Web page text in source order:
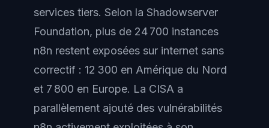
services tiers. Selon la Shadowserver
Foundation, plus de 24 700 instances
n8n restent exposées sur internet sans
correctif : 12 300 en Amérique du Nord
et 7 800 en Europe. La CISA a
parallèlement ajouté des vulnérabilités